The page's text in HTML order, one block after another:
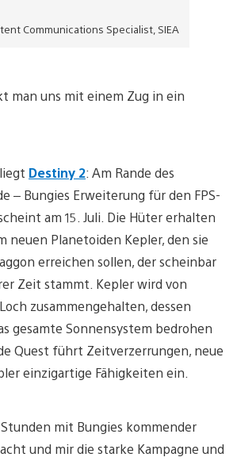
Communications Specialist, SIEA
man uns mit einem Zug in ein
Destiny 2: Am Rande des
– Bungies Erweiterung für den FPS-
am 15. Juli. Die Hüter erhalten
neuen Planetoiden Kepler, den sie
erreichen sollen, der scheinbar
Zeit stammt. Kepler wird von
zusammengehalten, dessen
gesamte Sonnensystem bedrohen
Quest führt Zeitverzerrungen, neue
einzigartige Fähigkeiten ein.
mit Bungies kommender
und mir die starke Kampagne und